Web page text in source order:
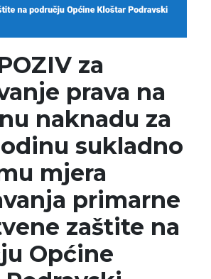
za
prava na
naknadu za
sukladno
mjera
primarne
zaštite na
Općine